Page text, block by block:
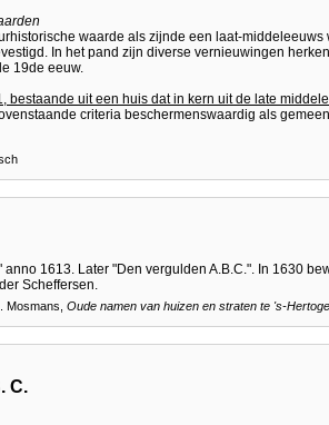
waarde als zijnde een laat-
In het pand zijn diverse vernieuwingen
19de eeuw.
bestaande uit een huis dat in kern uit de late
criteria beschermenswaardig als
anno 1613. Later "Den vergulden A.B.C.". In 1630
Scheffersen.
Mosmans, Oude namen van huizen en straten te 's-
C.